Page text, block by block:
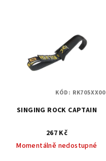
SINGING ROCK CAPTAIN
267 Kč
Momentálně nedostupné
KÓD: RK705XX00